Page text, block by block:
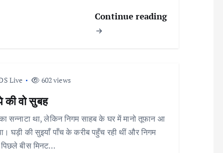
Continue reading
Live 602 views
की वो सुबह
सन्नाटा था, लेकिन निगम साहब के घर में मानो तूफान आ
घड़ी की सुइयाँ पाँच के करीब पहुँच रही थीं और निगम
बीस मिनट…